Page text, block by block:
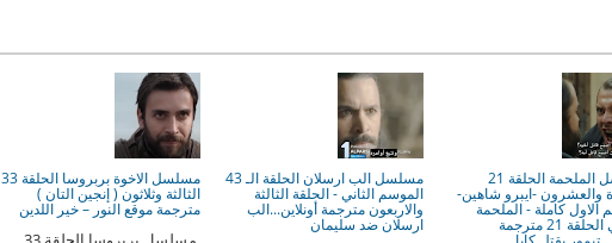
مسلسل الملحمة الحلقة 21
والعشرون -ايبرو شاهين-
الاول كاملة - الملحمة
التركي الحلقة 21 مترجمة
مسلسل الب ارسلان الحلقة الـ 43
الموسم الثاني - الحلقة الثالثة
والاربعون مترجمة أونلاين...الب
ارسلان ضد سليمان
مسلسل الاخوة بربروسا الحلقة 33
الثالثة وثلاثون ( إنجين التان )
مترجمة موقع النور – خير اللدين